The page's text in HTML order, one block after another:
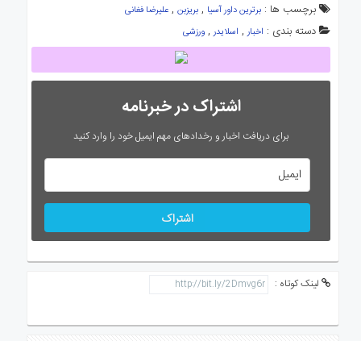
برچسب ها : برترین داور آسیا , بریزبن, علیرضا فغانی
دسته بندی : اخبار, اسلایدر, ورزشی
اشتراک در خبرنامه
برای دریافت اخبار و رخدادهای مهم ایمیل خود را وارد کنید
اشتراک
لینک کوتاه :